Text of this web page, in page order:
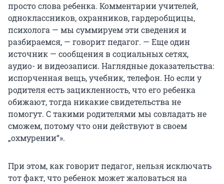
просто слова ребенка. Комментарии учителей,
одноклассников, охранников, гардеробщицы,
психолога — мы суммируем эти сведения и
разбираемся, — говорит педагог. — Еще один
источник — сообщения в социальных сетях,
аудио- и видеозаписи. Наглядные доказательства:
испорченная вещь, учебник, телефон. Но если у
родителя есть зацикленность, что его ребенка
обижают, тогда никакие свидетельства не
помогут. С такими родителями мы совладать не
сможем, потому что они действуют в своем
„охмурении“».
При этом, как говорит педагог, нельзя исключать
тот факт, что ребенок может жаловаться на